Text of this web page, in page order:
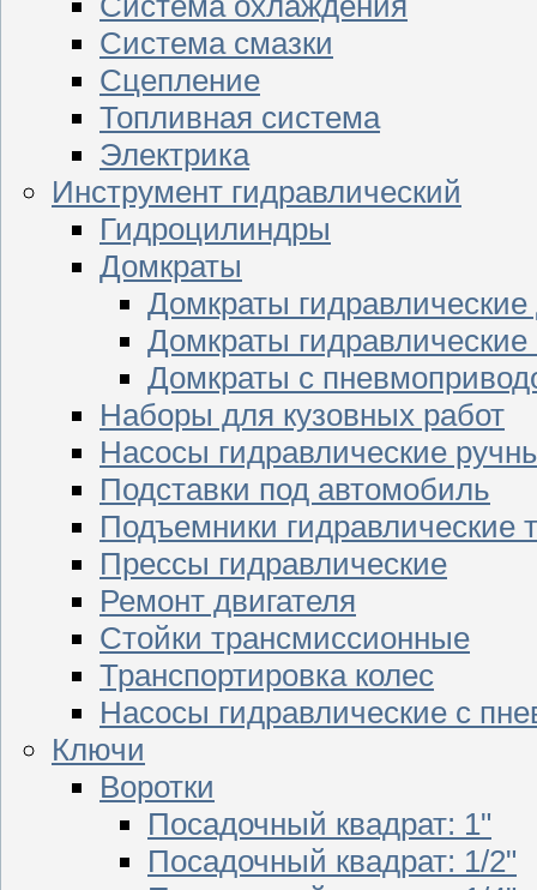
Система смазки
Сцепление
Топливная система
Электрика
Инструмент гидравлический
Гидроцилиндры
Домкраты
Домкраты
Домкраты гидравлические
Домкраты с
Наборы для кузовных работ
Насосы гидравлические
Подставки под автомобиль
Подъемники гидравлические
Прессы гидравлические
Ремонт двигателя
Стойки трансмиссионные
Транспортировка колес
Насосы гидравлические с
Ключи
Воротки
Посадочный квадрат: 1"
Посадочный квадрат: 1/2"